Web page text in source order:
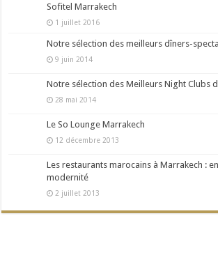
Sofitel Marrakech
1 juillet 2016
Notre sélection des meilleurs dîners-
9 juin 2014
Notre sélection des Meilleurs Night Clubs
28 mai 2014
Le So Lounge Marrakech
12 décembre 2013
Les restaurants marocains à Marrakech :
modernité
2 juillet 2013